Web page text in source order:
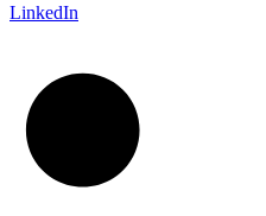
LinkedIn